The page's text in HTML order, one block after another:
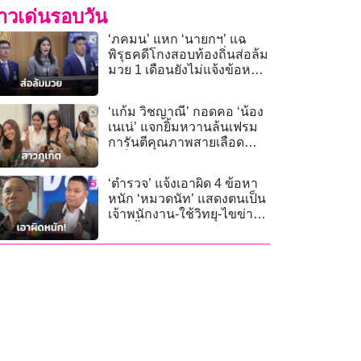
วเด่นรอบวัน
‘ภคมน’ แหก ‘นายกฯ’ แฉ
พิรุธคดีโกงสอบท้องถิ่นส่อล้ม
มวย 1 เดือนยังไม่แจ้งข้อหา
‘แก้ม วิชญาณี’ กอดคอ ‘น้อง
เนเน่’ แจกยิ้มหวานล้นเฟรม
การันตีคุณภาพสายเลือด
‘ตำรวจ’ แจ้งเอาผิด 4 ข้อหา
หนัก ‘หมวดนัท’ แสดงตนเป็น
เจ้าพนักงาน-ใช้วิทยุ-ไขข่าว